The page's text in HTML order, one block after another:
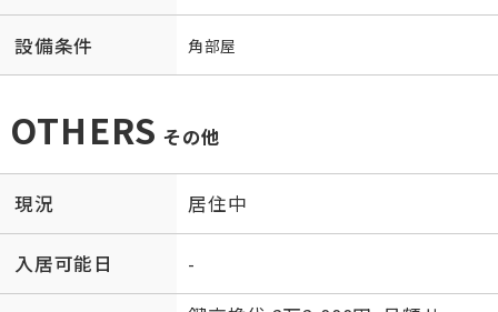
設備条件 角部屋
OTHERS その他
現況 居住中
入居可能日
-